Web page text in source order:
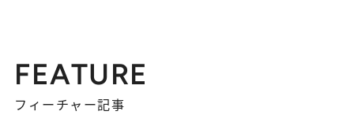
FEATURE
フィーチャー記事